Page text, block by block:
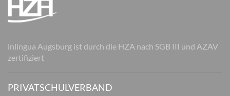
inlingua Augsburg ist durch die HZA nach SGB III und AZAV
zertifiziert
PRIVATSCHULVERBAND